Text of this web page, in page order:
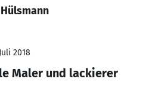
2018
Maler und lackierer